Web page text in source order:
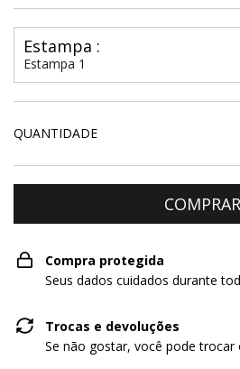
Estampa :
Estampa 1
QUANTIDADE
Compra protegida
Seus dados cuidados durante
Trocas e devoluções
Se não gostar, você pode trocar